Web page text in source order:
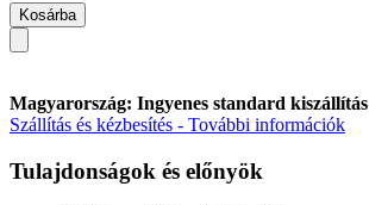
Kosárba
Magyarország: Ingyenes standard kiszállítás
Szállítás és kézbesítés - További információk
Tulajdonságok és előnyök